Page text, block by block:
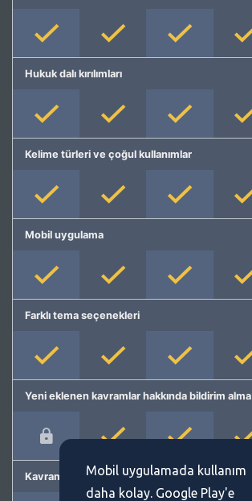
Hukuk dalı kırılımları
Kelime türleri ve çoğul kullanımlar
Mobil uygulama
Farklı tema seçenekleri
Yeni eklenen kavramlar hakkında bildirim alma
Kavram önermeMobil uygulamada kullanım
daha kolay. Google Play'e